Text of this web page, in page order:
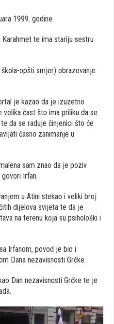
1999. godine.
te ima stariju sestru
opšti smjer) obrazovanje
je kazao da je izuzetno
velika čast što ima priliku da se
da se raduje činjenici što će
časno zanimanje u
sam znao da je poziv
Irfan.
u Atini stekao i veliki broj
dijelova svijeta te da je
na terenu koja su psihološki i
Irfanom, povod je bio i
Dana nezavisnosti Grčke.
Dan nezavisnosti Grčke te je